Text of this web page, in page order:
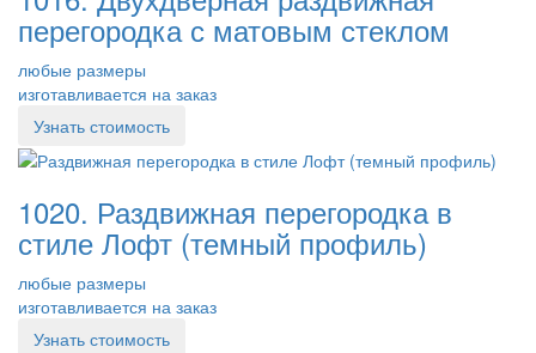
перегородка с матовым стеклом
любые размеры
изготавливается на заказ
Узнать стоимость
1020. Раздвижная перегородка в
стиле Лофт (темный профиль)
любые размеры
изготавливается на заказ
Узнать стоимость